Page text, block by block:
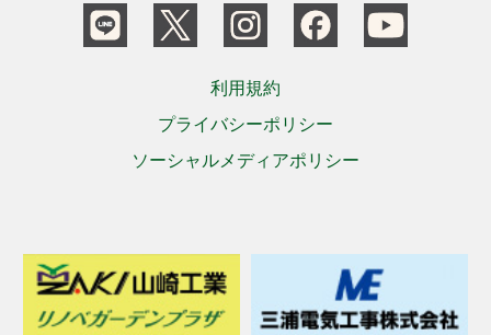
利用規約
プライバシーポリシー
ソーシャルメディアポリシー